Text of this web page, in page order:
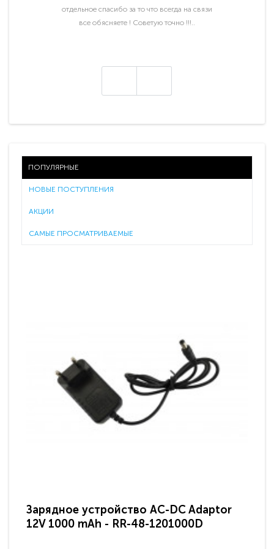
отдельное спасибо за то что всегда на связи
все обясняете ! Советую точно !!!..
ПОПУЛЯРНЫЕ
НОВЫЕ ПОСТУПЛЕНИЯ
АКЦИИ
САМЫЕ ПРОСМАТРИВАЕМЫЕ
Зарядное устройство AC-DC Adaptor
12V 1000 mAh - RR-48-1201000D